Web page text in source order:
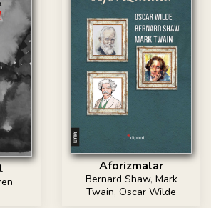
Aforizmalar
Bernard Shaw, Mark
Twain, Oscar Wilde